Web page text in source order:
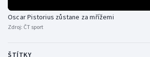
Short track
Sportovní střelba
Stolní tenis
Oscar Pistorius zůstane za mřížemi
Zdroj: ČT sport
ŠTÍTKY